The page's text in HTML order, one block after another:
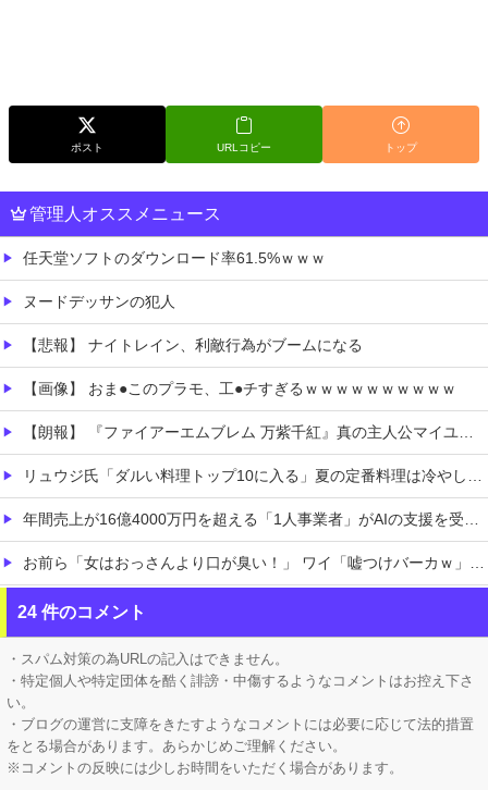
ポスト URLコピー トップ
管理人オススメニュース
任天堂ソフトのダウンロード率61.5%ｗｗｗ
ヌードデッサンの犯人
【悲報】 ナイトレイン、利敵行為がブームになる
【画像】 おま●このプラモ、工●チすぎるｗｗｗｗｗｗｗｗｗｗ
【朗報】 『ファイアーエムブレム 万紫千紅』真の主人公マイユニはキャラメイクが可能
リュウジ氏「ダルい料理トップ10に入る」夏の定番料理は冷やし中華 「あり得ないほどダルい」
年間売上が16億4000万円を超える「1人事業者」がAIの支援を受けて2年で約3倍に急増
お前ら「女はおっさんより口が臭い！」 ワイ「嘘つけバーカｗ」⇒w
【ななし】 じーにあす、遊戯王で今月もダイヤ到達！『先生もう笑うしかなくなっとりますやん』『とんでもないバケモンを産み出してしまった』
【ホロライブ】 ラミィと一緒にレッツワークアウト！ 下半身編
24 件のコメント
・スパム対策の為URLの記入はできません。
・特定個人や特定団体を酷く誹謗・中傷するようなコメントはお控え下さ
い。
・ブログの運営に支障をきたすようなコメントには必要に応じて法的措置
をとる場合があります。あらかじめご理解ください。
※コメントの反映には少しお時間をいただく場合があります。